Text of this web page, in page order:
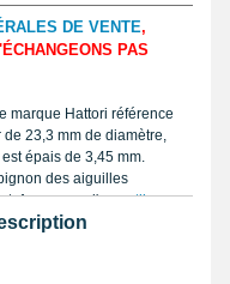
DE VENTE,
PAS
marque Hattori référence
23,3 mm de diamètre,
épais de 3,45 mm.
des aiguilles
Au moyen d'unoutil
aiguilles à hauteur du